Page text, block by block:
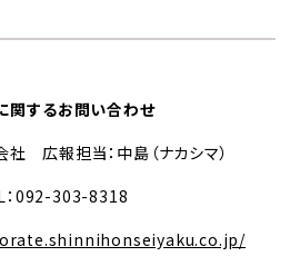
関するお問い合わせ
広報担当：中島（ナカシマ）
：092-303-8318